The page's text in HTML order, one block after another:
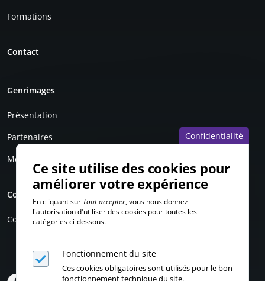
Formations
Contact
Genrimages
Présentation
Partenaires
Mentions légales
Compte personnel
Connexion
Confidentialité
Ce site utilise des cookies pour
améliorer votre expérience
En cliquant sur Tout accepter, vous nous donnez
l'autorisation d'utiliser des cookies pour toutes les
catégories ci-dessous.
Fonctionnement du site
Ces cookies obligatoires sont utilisés pour le bon
fonctionnement technique du site.